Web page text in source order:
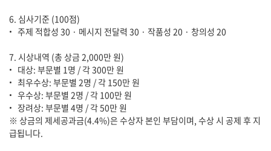
6. 심사기준 (100점)
• 주제 적합성 30 · 메시지 전달력 30 · 작품성 20 · 창의성 20
7. 시상내역 (총 상금 2,000만 원)
• 대상: 부문별 1명 / 각 300만 원
• 최우수상: 부문별 2명 / 각 150만 원
• 우수상: 부문별 2명 / 각 100만 원
• 장려상: 부문별 4명 / 각 50만 원
※ 상금의 제세공과금(4.4%)은 수상자 본인 부담이며, 수상 시 공제 후 지
급됩니다.